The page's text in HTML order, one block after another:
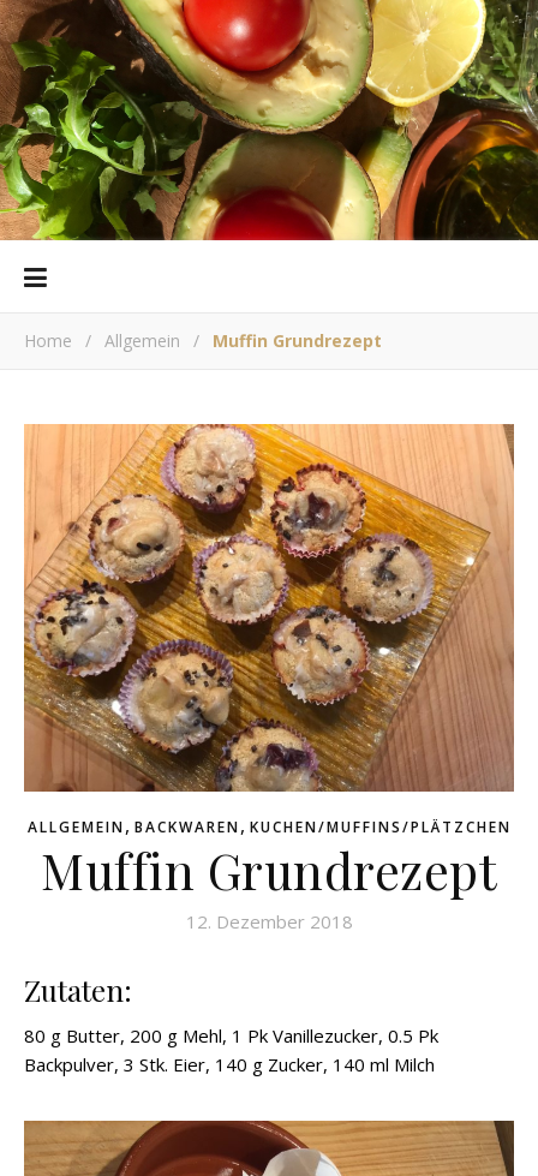
Home / Allgemein / Muffin Grundrezept
ALLGEMEIN, BACKWAREN, KUCHEN/MUFFINS/PLÄTZCHEN
Muffin Grundrezept
12. Dezember 2018
Zutaten:
80 g Butter, 200 g Mehl, 1 Pk Vanillezucker, 0.5 Pk
Backpulver, 3 Stk. Eier, 140 g Zucker, 140 ml Milch